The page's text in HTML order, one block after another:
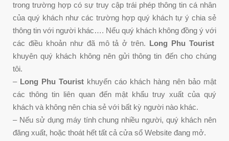
trong trường hợp có sự truy cập trái phép thông tin cá nhân
của quý khách như các trường hợp quý khách tự ý chia sẻ
thông tin với người khác…. Nếu quý khách không đồng ý với
các điều khoản như đã mô tả ở trên. Long Phu Tourist
khuyên quý khách không nên gửi thông tin đến cho chúng
tôi.
– Long Phu Tourist khuyến cáo khách hàng nên bảo mật
các thông tin liên quan đến mật khẩu truy xuất của quý
khách và không nên chia sẻ với bất kỳ người nào khác.
– Nếu sử dụng máy tính chung nhiều người, quý khách nên
đăng xuất, hoặc thoát hết tất cả cửa sổ Website đang mở.